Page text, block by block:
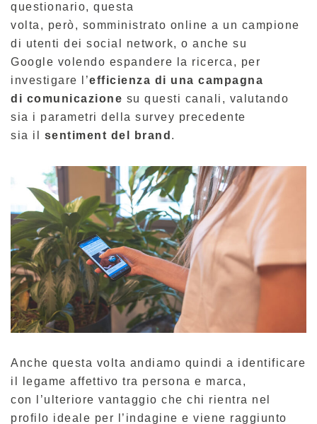
questionario, questa
volta, però, somministrato online a un campione
di utenti dei social network, o anche su
Google volendo espandere la ricerca, per
investigare l’efficienza di una campagna
di comunicazione su questi canali, valutando
sia i parametri della survey precedente
sia il sentiment del brand .
Anche questa volta andiamo quindi a identificare
il legame affettivo tra persona e marca,
con l’ulteriore vantaggio che chi rientra nel
profilo ideale per l’indagine e viene raggiunto